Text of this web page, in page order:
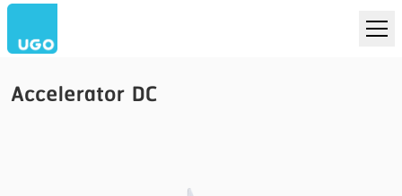
Accelerator DC